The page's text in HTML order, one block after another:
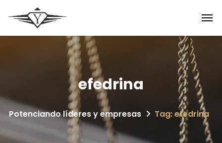
efedrina
Potenciando líderes y empresas Tag: efedrina